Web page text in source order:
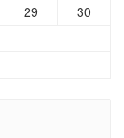
29
30